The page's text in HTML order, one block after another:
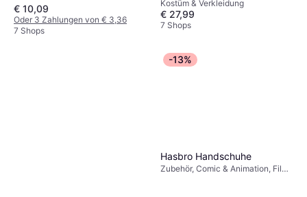
€ 10,09
Oder 3 Zahlungen von € 3,36
7 Shops
Kostüm & Verkleidung
€ 27,99
7 Shops
-13%
Hasbro Handschuhe
Zubehör, Comic & Animation, Film